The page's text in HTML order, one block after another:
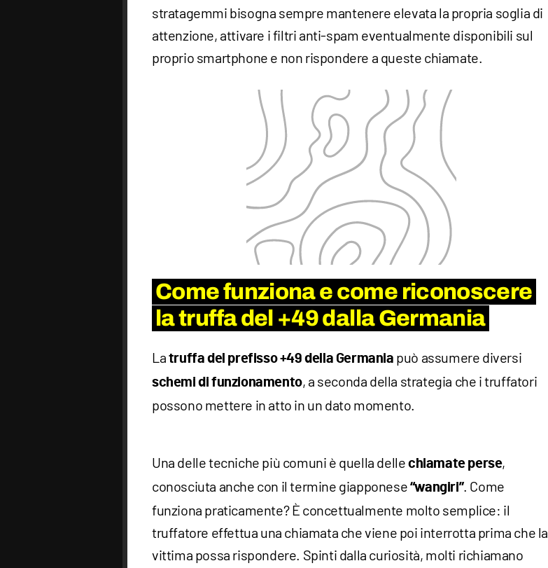
stratagemmi bisogna sempre mantenere elevata la propria soglia di
attenzione, attivare i filtri anti-spam eventualmente disponibili sul
proprio smartphone e non rispondere a queste chiamate.
Come funziona e come riconoscere
la truffa del +49 dalla Germania
La truffa del prefisso +49 della Germania può assumere diversi
schemi di funzionamento, a seconda della strategia che i truffatori
possono mettere in atto in un dato momento.
Una delle tecniche più comuni è quella delle chiamate perse,
conosciuta anche con il termine giapponese “wangiri”. Come
funziona praticamente? È concettualmente molto semplice: il
truffatore effettua una chiamata che viene poi interrotta prima che la
vittima possa rispondere. Spinti dalla curiosità, molti richiamano